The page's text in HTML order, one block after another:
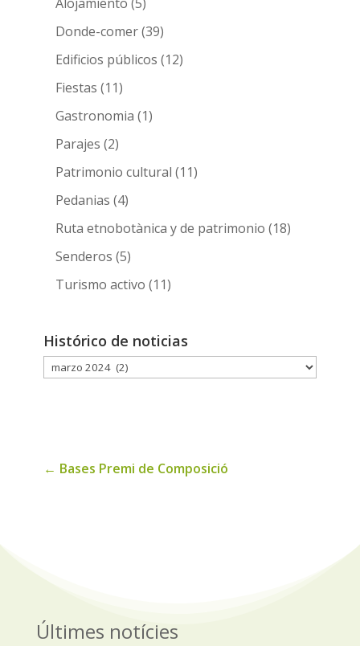
Donde-comer(39)
Edificios públicos (12)
Fiestas (11)
Gastronomia (1)
Parajes (2)
Patrimonio cultural (11)
Pedanias (4)
Ruta etnobotànica y de patrimonio (18)
Senderos (5)
Turismo activo (11)
Histórico de noticias
Histórico
← Bases Premi de Composició
Últimes notícies